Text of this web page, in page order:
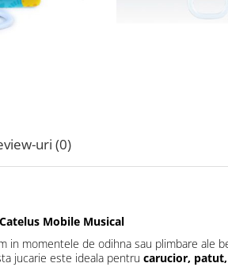
uri (0)
Mobile Musical
in momentele de odihna sau plimbare ale
jucarie este ideala pentru carucior,